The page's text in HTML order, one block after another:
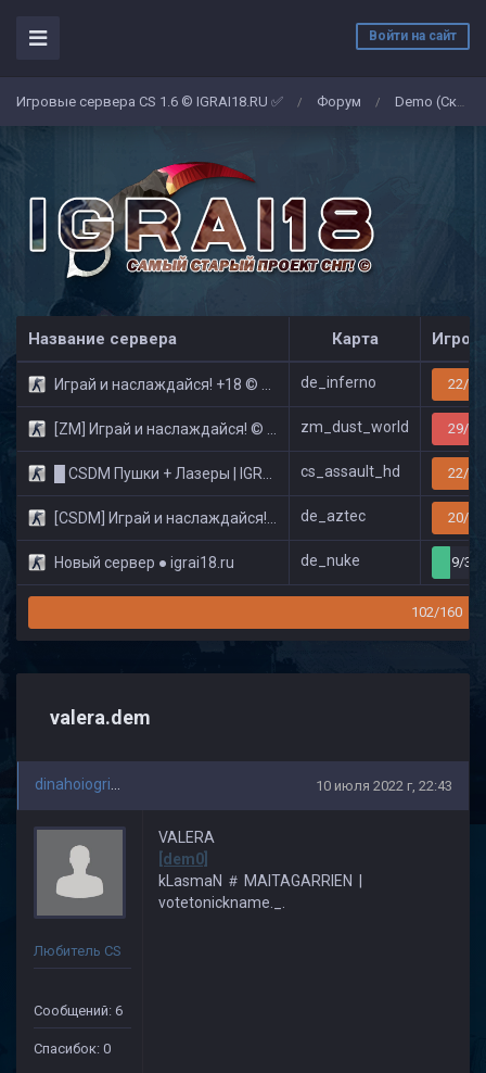
Войти на сайт
Игровые сервера CS 1.6 © IGRAI18.RU ✅ / Форум / Demo (Скриншоты)
Название сервера Карта
Играй и наслаждайся! +18 © Public de_inferno 22/32
[ZM] Играй и наслаждайся! © Zombie Show zm_dust_world 29/32
█ CSDM Пушки + Лазеры | IGRAI18.RU ツ █ cs_assault_hd 22/32
[CSDM] Играй и наслаждайся! © Classic de_aztec 20/32
Новый сервер ● igrai18.ru de_nuke 9/32
102/160
valera.dem
10 июля 2022 г, 22:43
Любитель CS
Сообщений: 6
Спасибок: 0
VALERA
[dem0]
kLasmaN ＃ MAITAGARRIEN |
votetonickname._.